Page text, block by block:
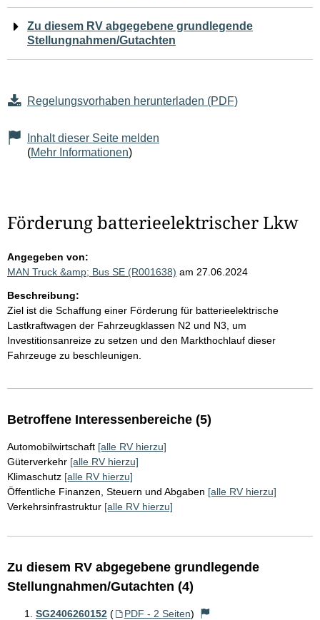
den
Seiteninhalt
Zu diesem RV abgegebene grundlegende
Stellungnahmen/Gutachten
Regelungsvorhaben herunterladen (PDF)
Inhalt dieser Seite melden
(Mehr Informationen)
Förderung batterieelektrischer Lkw
Angegeben von:
MAN Truck &amp; Bus SE (R001638) am 27.06.2024
Beschreibung:
Ziel ist die Schaffung einer Förderung für batterieelektrische
Lastkraftwagen der Fahrzeugklassen N2 und N3, um
Investitionsanreize zu setzen und den Markthochlauf dieser
Fahrzeuge zu beschleunigen.
Betroffene Interessenbereiche (5)
Automobilwirtschaft [alle RV hierzu]
Güterverkehr [alle RV hierzu]
Klimaschutz [alle RV hierzu]
Öffentliche Finanzen, Steuern und Abgaben [alle RV hierzu]
Verkehrsinfrastruktur [alle RV hierzu]
Zu diesem RV abgegebene grundlegende
Stellungnahmen/Gutachten (4)
SG2406260152 ( PDF - 2 Seiten)